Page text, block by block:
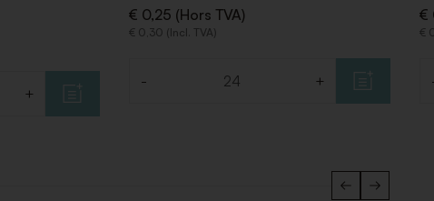
+
€ 0,25 (Hors TVA)
€ 0,30 (Incl. TVA)
- +
€
€